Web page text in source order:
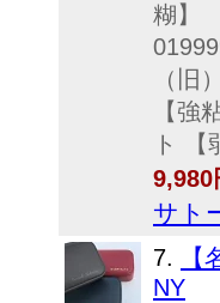
糊】
（
【
ト
9,980
サト
7.
NY